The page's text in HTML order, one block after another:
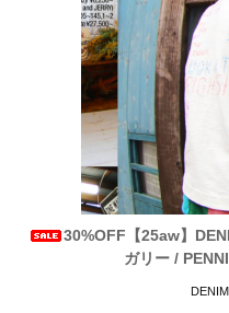
30%OFF【25aw】
ガリー /